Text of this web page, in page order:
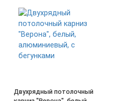
Двухрядный потолочный